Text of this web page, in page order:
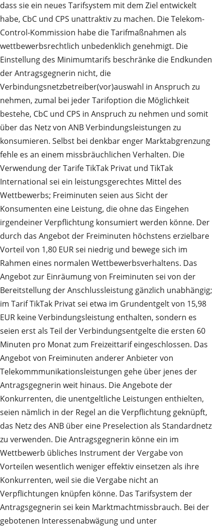
dass sie ein neues Tarifsystem mit dem Ziel entwickelt
habe, CbC und CPS unattraktiv zu machen. Die Telekom-
Control-Kommission habe die Tarifmaßnahmen als
wettbewerbsrechtlich unbedenklich genehmigt. Die
Einstellung des Minimumtarifs beschränke die Endkunden
der Antragsgegnerin nicht, die
Verbindungsnetzbetreiber(vor)auswahl in Anspruch zu
nehmen, zumal bei jeder Tarifoption die Möglichkeit
bestehe, CbC und CPS in Anspruch zu nehmen und somit
über das Netz von ANB Verbindungsleistungen zu
konsumieren. Selbst bei denkbar enger Marktabgrenzung
fehle es an einem missbräuchlichen Verhalten. Die
Verwendung der Tarife TikTak Privat und TikTak
International sei ein leistungsgerechtes Mittel des
Wettbewerbs; Freiminuten seien aus Sicht der
Konsumenten eine Leistung, die ohne das Eingehen
irgendeiner Verpflichtung konsumiert werden könne. Der
durch das Angebot der Freiminuten höchstens erzielbare
Vorteil von 1,80 EUR sei niedrig und bewege sich im
Rahmen eines normalen Wettbewerbsverhaltens. Das
Angebot zur Einräumung von Freiminuten sei von der
Bereitstellung der Anschlussleistung gänzlich unabhängig;
im Tarif TikTak Privat sei etwa im Grundentgelt von 15,98
EUR keine Verbindungsleistung enthalten, sondern es
seien erst als Teil der Verbindungsentgelte die ersten 60
Minuten pro Monat zum Freizeittarif eingeschlossen. Das
Angebot von Freiminuten anderer Anbieter von
Telekommmunikationsleistungen gehe über jenes der
Antragsgegnerin weit hinaus. Die Angebote der
Konkurrenten, die unentgeltliche Leistungen enthielten,
seien nämlich in der Regel an die Verpflichtung geknüpft,
das Netz des ANB über eine Preselection als Standardnetz
zu verwenden. Die Antragsgegnerin könne ein im
Wettbewerb übliches Instrument der Vergabe von
Vorteilen wesentlich weniger effektiv einsetzen als ihre
Konkurrenten, weil sie die Vergabe nicht an
Verpflichtungen knüpfen könne. Das Tarifsystem der
Antragsgegnerin sei kein Marktmachtmissbrauch. Bei der
gebotenen Interessenabwägung und unter